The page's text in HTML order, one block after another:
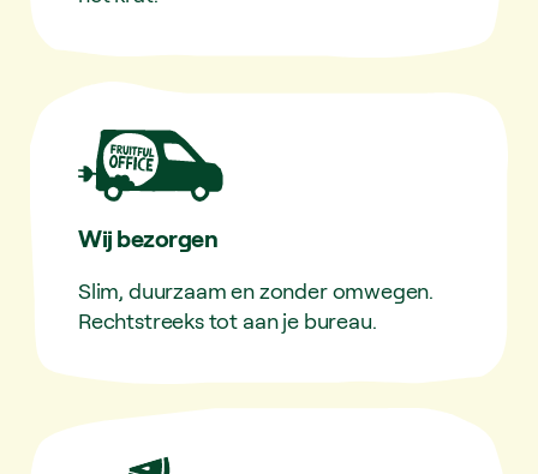
Wij bezorgen
Slim, duurzaam en zonder omwegen.
Rechtstreeks tot aan je bureau.